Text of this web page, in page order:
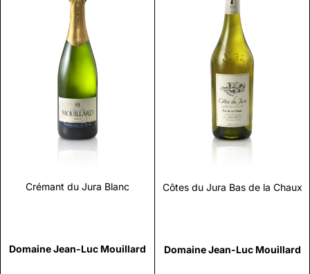
Crémant du Jura Blanc
Domaine Jean-Luc Mouillard
Scopri
Côtes du Jura Bas de la Chaux
Domaine Jean-Luc Mouillard
Scopri